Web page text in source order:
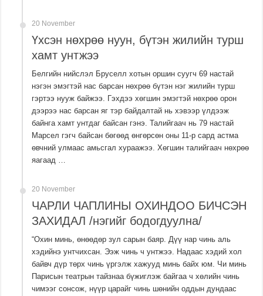
20 November
Үхсэн нөхрөө нуун, бүтэн жилийн турш
хамт унтжээ
Белгийн нийслэл Бруселл хотын оршин суугч 69 настай
нэгэн эмэгтэй нас барсан нөхрөө бүтэн нэг жилийн турш
гэртээ нууж байжээ. Гэхдээ хөгшин эмэгтэй нөхрөө орон
дээрээ нас барсан яг тэр байдалтай нь хэвээр үлдээж
байнга хамт унтдаг байсан гэнэ. Талийгаач нь 79 настай
Марсел гэгч байсан бөгөөд өнгөрсөн оны 11-р сард астма
өвчний улмаас амьсгал хураажээ. Хөгшин талийгаач нөхрөө
яагаад …
20 November
ЧАРЛИ ЧАПЛИНЫ ОХИНДОО БИЧСЭН
ЗАХИДАЛ /нэгийг бодогдуулна/
“Охин минь, өнөөдөр зул сарын баяр. Дүү нар чинь аль
хэдийнэ унтчихсан. Ээж чинь ч унтжээ. Надаас хэдий хол
байвч дүр төрх чинь үргэлж хажууд минь байх юм. Чи минь
Парисын театрын тайзнаа бүжиглэж байгаа ч хөлийн чинь
чимээг сонсож, нүүр царайг чинь шөнийн оддын дундаас